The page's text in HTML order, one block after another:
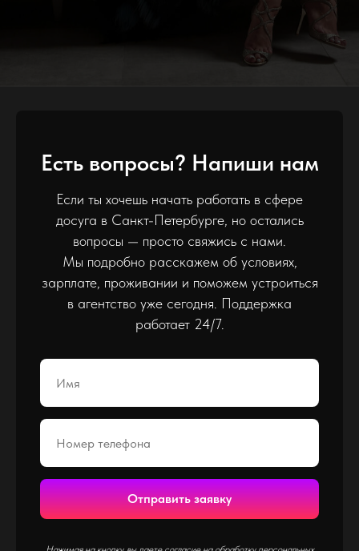
Есть вопросы? Напиши нам
Если ты хочешь начать работать в сфере
досуга в Санкт-Петербурге, но остались
вопросы — просто свяжись с нами.
Мы подробно расскажем об условиях,
зарплате, проживании и поможем устроиться
в агентство уже сегодня. Поддержка
работает 24/7.
Отправить заявку